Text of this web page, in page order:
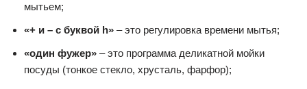
мытьем;
«+ и – с буквой h» – это регулировка времени мытья;
«один фужер» – это программа деликатной мойки
посуды (тонкое стекло, хрусталь, фарфор);